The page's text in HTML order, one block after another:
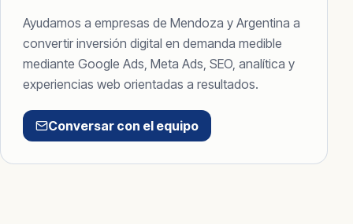
Ayudamos a empresas de Mendoza y Argentina a
convertir inversión digital en demanda medible
mediante Google Ads, Meta Ads, SEO, analítica y
experiencias web orientadas a resultados.
Conversar con el equipo